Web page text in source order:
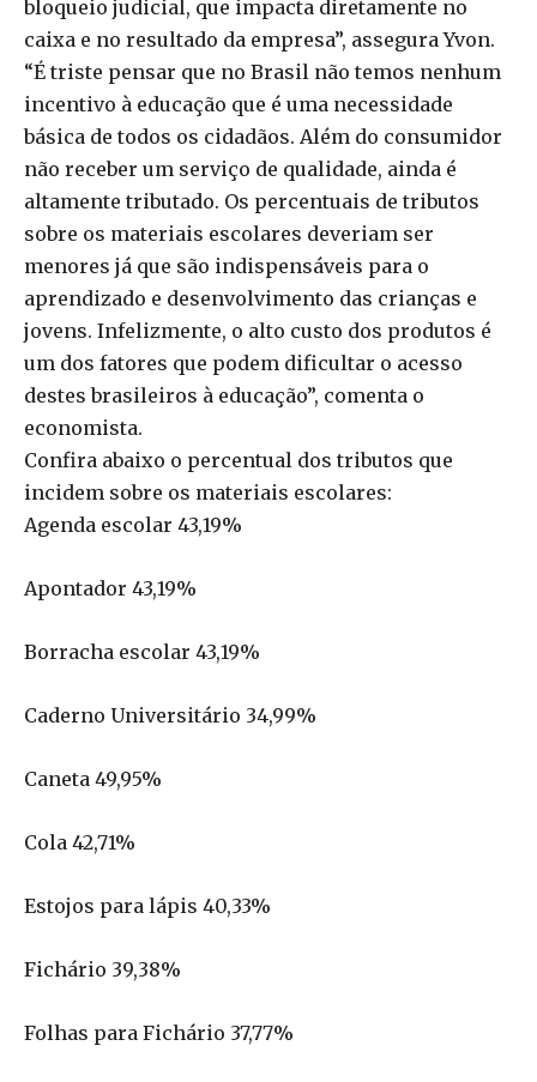
bloqueio judicial, que impacta diretamente no
caixa e no resultado da empresa”, assegura Yvon.
“É triste pensar que no Brasil não temos nenhum
incentivo à educação que é uma necessidade
básica de todos os cidadãos. Além do consumidor
não receber um serviço de qualidade, ainda é
altamente tributado. Os percentuais de tributos
sobre os materiais escolares deveriam ser
menores já que são indispensáveis para o
aprendizado e desenvolvimento das crianças e
jovens. Infelizmente, o alto custo dos produtos é
um dos fatores que podem dificultar o acesso
destes brasileiros à educação”, comenta o
economista.
Confira abaixo o percentual dos tributos que
incidem sobre os materiais escolares:
Agenda escolar 43,19%
Apontador 43,19%
Borracha escolar 43,19%
Caderno Universitário 34,99%
Caneta 49,95%
Cola 42,71%
Estojos para lápis 40,33%
Fichário 39,38%
Folhas para Fichário 37,77%